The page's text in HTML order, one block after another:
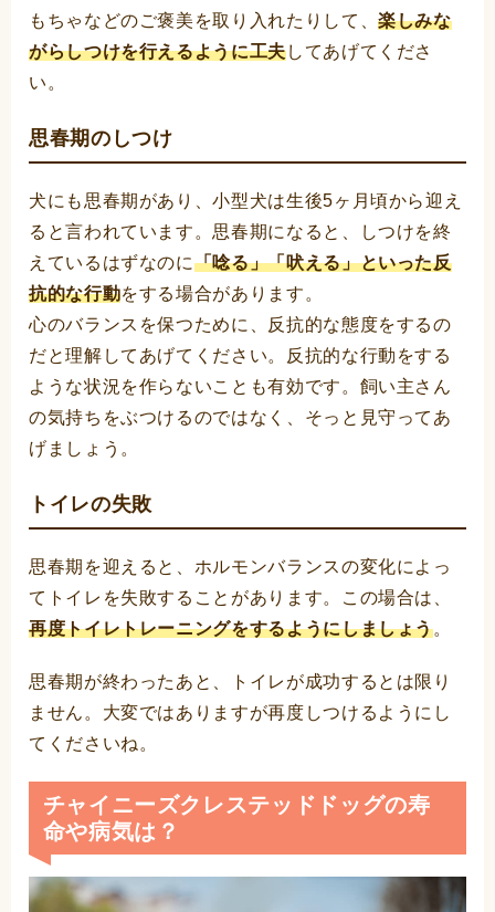
もちゃなどのご褒美を取り入れたりして、楽しみな
がらしつけを行えるように工夫してあげてくださ
い。
思春期のしつけ
犬にも思春期があり、小型犬は生後5ヶ月頃から迎え
ると言われています。思春期になると、しつけを終
えているはずなのに「唸る」「吠える」といった反
抗的な行動をする場合があります。
心のバランスを保つために、反抗的な態度をするの
だと理解してあげてください。反抗的な行動をする
ような状況を作らないことも有効です。飼い主さん
の気持ちをぶつけるのではなく、そっと見守ってあ
げましょう。
トイレの失敗
思春期を迎えると、ホルモンバランスの変化によっ
てトイレを失敗することがあります。この場合は、
再度トイレトレーニングをするようにしましょう。
思春期が終わったあと、トイレが成功するとは限り
ません。大変ではありますが再度しつけるようにし
てくださいね。
チャイニーズクレステッドドッグの寿
命や病気は？